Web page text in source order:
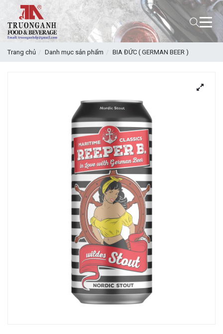
Trang chủ Danh mục sản phẩm BIA ĐỨC ( GERMAN BEER )